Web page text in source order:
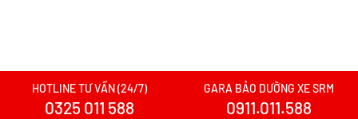
HOTLINE TƯ VẤN (24/7)
0325 011 588
GARA BẢO DƯỠNG XE SRM
0911.011.588